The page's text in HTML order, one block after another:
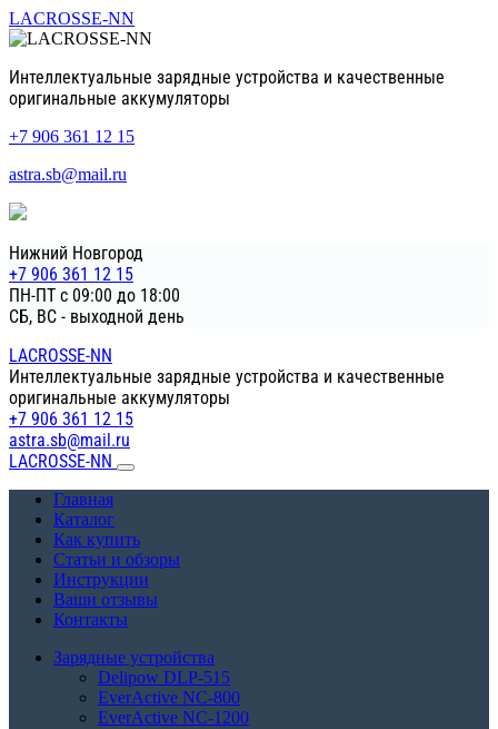
LACROSSE-NN
Интеллектуальные зарядные устройства и качественные
оригинальные аккумуляторы
+7 906 361 12 15
astra.sb@mail.ru
Нижний Новгород
+7 906 361 12 15
ПН-ПТ с 09:00 до 18:00
СБ, ВС - выходной день
LACROSSE-NN
Интеллектуальные зарядные устройства и качественные
оригинальные аккумуляторы
+7 906 361 12 15
astra.sb@mail.ru
LACROSSE-NN
Главная
Каталог
Как купить
Статьи и обзоры
Инструкции
Ваши отзывы
Контакты
Зарядные устройства
Delipow DLP-515
EverActive NC-800
EverActive NC-1200